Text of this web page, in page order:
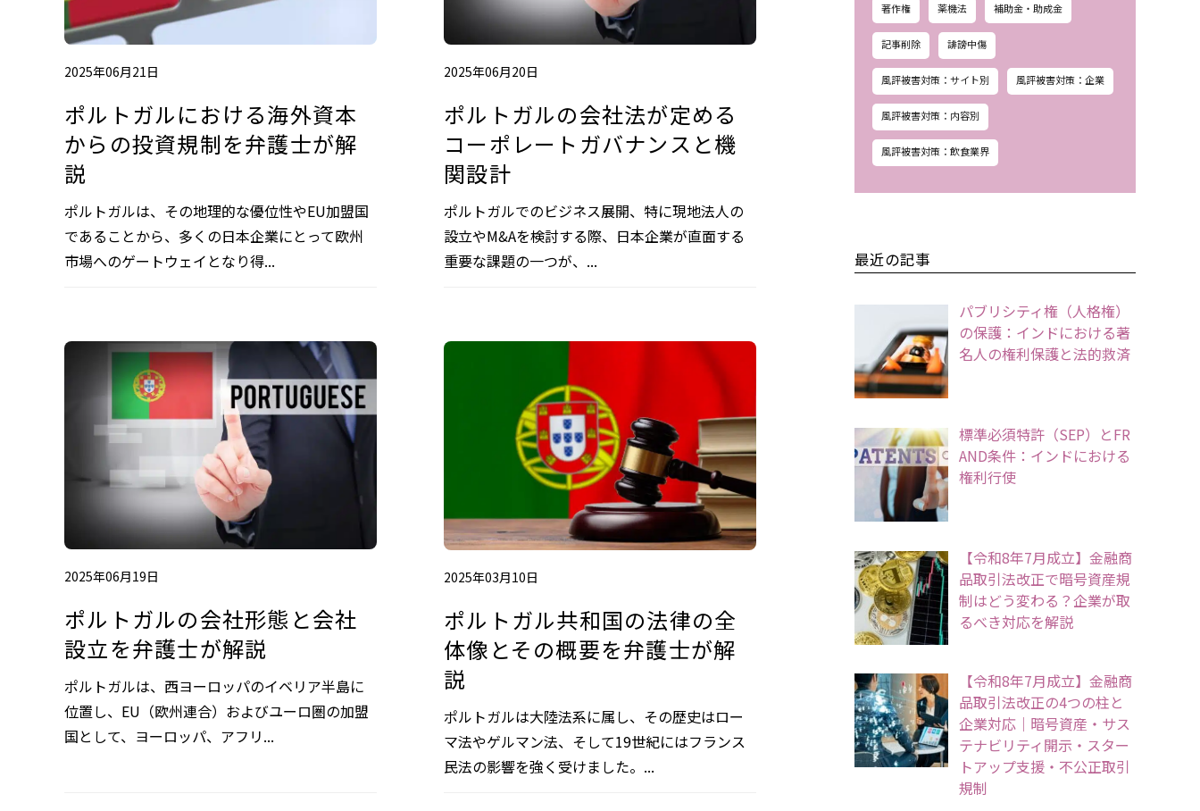
2025年06月21日
ポルトガルにおける海外資本
からの投資規制を弁護士が解
説
ポルトガルは、その地理的な優位性やEU加盟国
であることから、多くの日本企業にとって欧州
市場へのゲートウェイとなり得...
2025年06月20日
ポルトガルの会社法が定める
コーポレートガバナンスと機
関設計
ポルトガルでのビジネス展開、特に現地法人の
設立やM&Aを検討する際、日本企業が直面する
重要な課題の一つが、...
2025年06月19日
ポルトガルの会社形態と会社
設立を弁護士が解説
ポルトガルは、西ヨーロッパのイベリア半島に
位置し、EU（欧州連合）およびユーロ圏の加盟
国として、ヨーロッパ、アフリ...
2025年03月10日
ポルトガル共和国の法律の全
体像とその概要を弁護士が解
説
ポルトガルは大陸法系に属し、その歴史はロー
マ法やゲルマン法、そして19世紀にはフランス
民法の影響を強く受けました。...
著作権 薬機法 補助金・助成金
記事削除 誹謗中傷
風評被害対策：サイト別 風評被害対策：企業
風評被害対策：内容別
風評被害対策：飲食業界
最近の記事
パブリシティ権（人格権）
の保護：インドにおける著
名人の権利保護と法的救済
標準必須特許（SEP）とFR
AND条件：インドにおける
権利行使
【令和8年7月成立】金融商
品取引法改正で暗号資産規
制はどう変わる？企業が取
るべき対応を解説
【令和8年7月成立】金融商
品取引法改正の4つの柱と
企業対応｜暗号資産・サス
テナビリティ開示・スター
トアップ支援・不公正取引
規制